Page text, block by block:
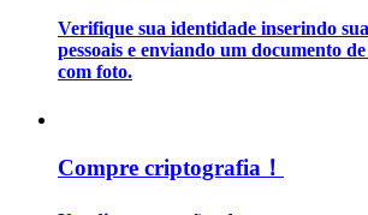
Aprenda como se manter lucrativo
Verifique sua identidade inserindo
pessoais e enviando um documento
com foto.
Compre criptografia！